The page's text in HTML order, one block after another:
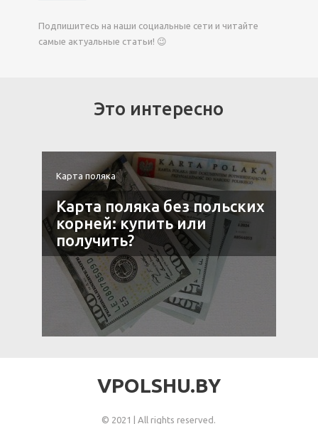
Подпишитесь на наши социальные сети и читайте
самые актуальные статьи! 😉
Это интересно
Карта поляка
Карта поляка без польских
корней: купить или
получить?
VPOLSHU.BY
© 2021 | All rights reserved.